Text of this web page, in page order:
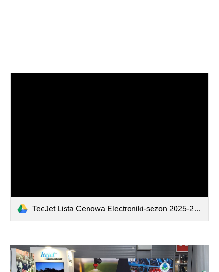
TeeJet Lista Cenowa Electroniki-sezon 2025-2026 Euro.pdf